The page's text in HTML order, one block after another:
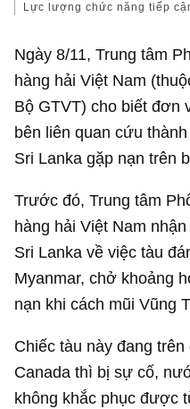
Lực lượng chức năng tiếp
Ngày 8/11, Trung tâm
hàng hải Việt Nam
Bộ GTVT) cho biết đơn
bên liên quan cứu
Sri Lanka gặp nạn trên
Trước đó, Trung tâm
hàng hải Việt Nam
Sri Lanka về việc tàu
Myanmar, chở khoảng
nạn khi cách mũi Vũng
Chiếc tàu này đang
Canada thì bị sự cố,
không khắc phục được